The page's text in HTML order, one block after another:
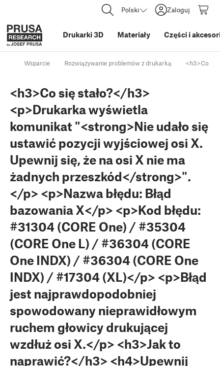
Polski Zaloguj
Drukarki 3D Materiały Części i
Wsparcie Rozwiązywanie problemów z drukarką <h3>Co
<h3>Co się stało?</h3>
<p>Drukarka wyświetla
komunikat "<strong>Nie udało się
ustawić pozycji wyjściowej osi X.
Upewnij się, że na osi X nie ma
żadnych przeszkód</strong>".
</p> <p>Nazwa błędu: Błąd
bazowania X</p> <p>Kod błędu:
#31304 (CORE One) / #35304
(CORE One L) / #36304 (CORE
One INDX) / #36304 (CORE One
INDX) / #17304 (XL)</p> <p>Błąd
jest najprawdopodobniej
spowodowany nieprawidłowym
ruchem głowicy drukującej
wzdłuż osi X.</p> <h3>Jak to
naprawić?</h3> <h4>Upewnij